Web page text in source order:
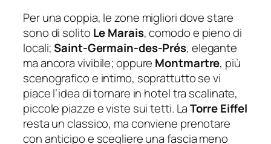
Per una coppia, le zone migliori dove stare
sono di solito Le Marais, comodo e pieno di
locali;Saint-Germain-des-Prés, elegante
ma ancora vivibile; oppure Montmartre, più
scenografico e intimo, soprattutto se vi
piace l’idea di tornare in hotel tra scalinate,
piccole piazze e viste sui tetti. LaTorre Eiffel
resta un classico, ma conviene prenotare
con anticipo e scegliere una fascia meno